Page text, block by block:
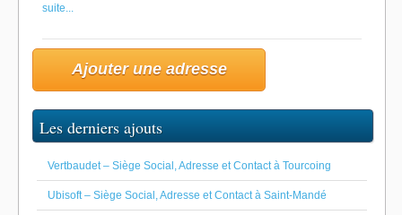
suite...
Ajouter une adresse
Les derniers ajouts
Vertbaudet – Siège Social, Adresse et Contact à Tourcoing
Ubisoft – Siège Social, Adresse et Contact à Saint-Mandé